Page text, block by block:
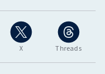
X Threads